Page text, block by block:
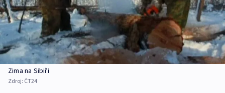
Zima na Sibiři
Zdroj: ČT24